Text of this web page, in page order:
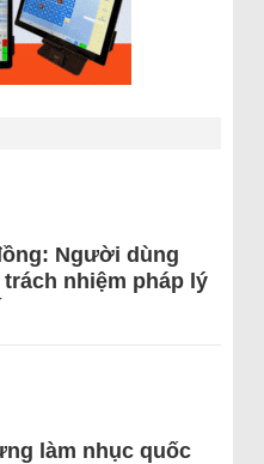
Người dùng
nhiệm pháp lý
làm nhục quốc